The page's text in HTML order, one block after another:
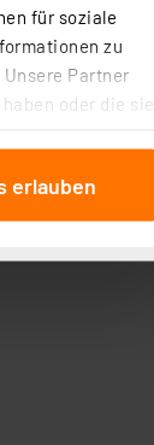
für soziale
zu
Partner
oder die sie
(Art. 6
Klick auf den
erlauben